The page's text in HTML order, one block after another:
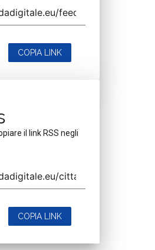
COPIA LINK
il link RSS negli
COPIA LINK